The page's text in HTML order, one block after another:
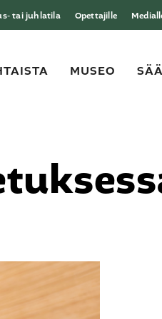
tai juhlatila Opettajille
MUSEO